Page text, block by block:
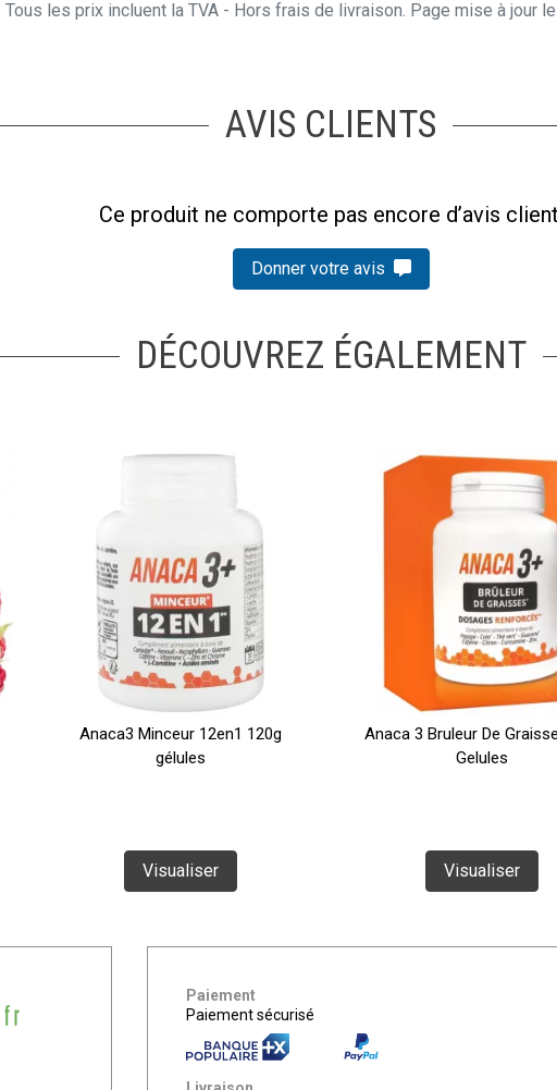
Tous les prix incluent la TVA - Hors frais de livraison. Page mise à jour
AVIS CLIENTS
Ce produit ne comporte pas encore d’avis
Donner votre avis
DÉCOUVREZ ÉGALEMENT
Anaca3 Minceur 12en1 120g
gélules
Visualiser
Anaca 3 Bruleur De
Gelules
Visualiser
Paiement
Paiement sécurisé